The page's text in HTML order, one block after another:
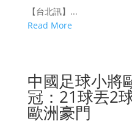
【台北訊】...
Read More
中國足球小將
冠：21球丟2
歐洲豪門